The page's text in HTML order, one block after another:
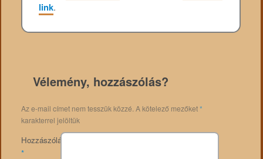
link.
Vélemény, hozzászólás?
Az e-mail címet nem tesszük közzé. A kötelező mezőket*
karakterrel jelöltük
Hozzászólás
*